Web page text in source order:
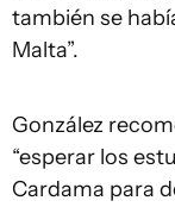
también se
Malta”.
González
“esperar los
Cardama para